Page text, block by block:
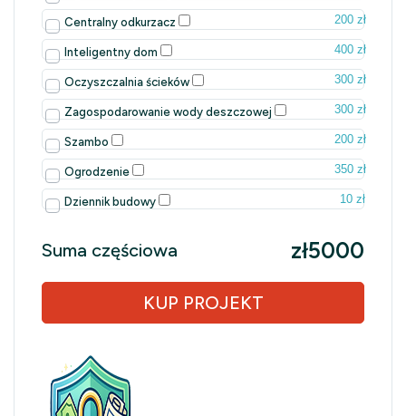
Centralny odkurzacz 200 zł
Inteligentny dom 400 zł
Oczyszczalnia ścieków 300 zł
Zagospodarowanie wody deszczowej 300 zł
Szambo 200 zł
Ogrodzenie 350 zł
Dziennik budowy 10 zł
Suma częściowa zł5000
KUP PROJEKT